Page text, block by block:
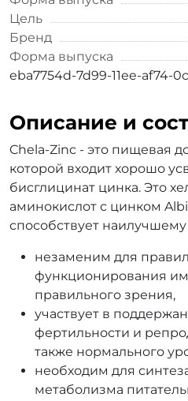
Цель
Бренд
Форма выпуска
eba7754d-7d99-11ee-af74-
Описание и
Chela-Zinc - это пищевая
которой входит хорошо
бисглицинат цинка. Это
аминокислот с цинком
способствует
незаменим для
функционирования
правильного зрения,
участвует в
фертильности и
также нормального
необходим для
метаболизма